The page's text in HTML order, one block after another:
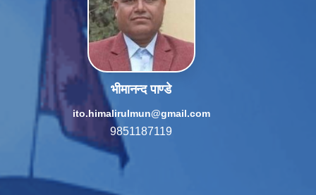
भीमानन्द पाण्डे
ito.himalirulmun@gmail.com
9851187119